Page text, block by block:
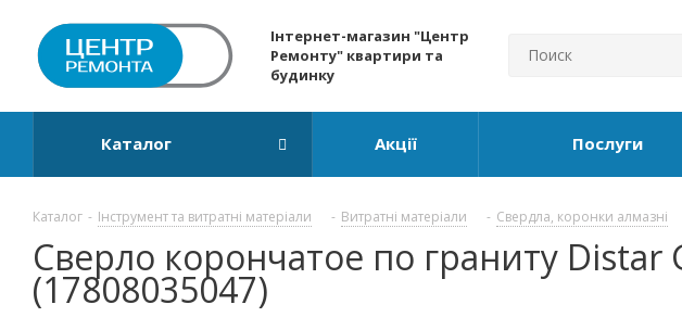
Інтернет-магазин "Центр
Ремонту" квартири та
будинку
Каталог Акції Послуги
Каталог - Інструмент та витратні матеріали - Витратні матеріали - Свердла, коронки алмазні
Сверло корончатое по граниту
(17808035047)